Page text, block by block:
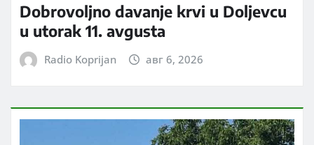
Dobrovoljno davanje krvi u Doljevcu
u utorak 11. avgusta
Radio Koprijan авг 6, 2026